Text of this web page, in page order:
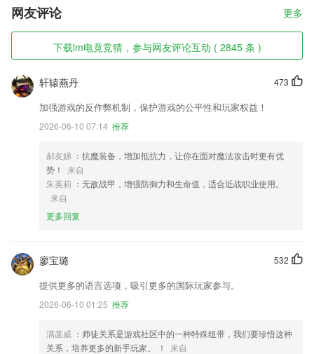
网友评论 更多
下载im电竟竞猜，参与网友评论互动 ( 2845 条 )
473
轩辕燕丹
加强游戏的反作弊机制，保护游戏的公平性和玩家权益！
2026-06-10 07:14 推荐
郝友娣 ：抗魔装备，增加抵抗力，让你在面对魔法攻击时更有优
势！
来自
朱英莉 ：无敌战甲，增强防御力和生命值，适合近战职业使用。
来自
更多回复
532
廖宝璐
提供更多的语言选项，吸引更多的国际玩家参与。
2026-06-10 01:25 推荐
满菡威 ：师徒关系是游戏社区中的一种特殊纽带，我们要珍惜这种
关系，培养更多的新手玩家。 ！
来自